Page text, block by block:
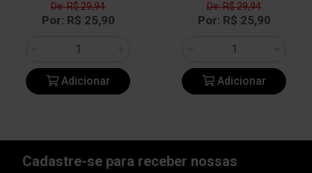
De: R$ 29,94
Por: R$ 25,90
Adicionar
De: R$ 29,94
Por: R$ 25,90
Adicionar
Cadastre-se para receber nossas